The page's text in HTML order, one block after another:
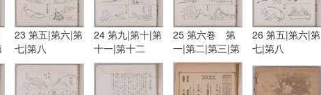
23 第五|第六|第
七|第八
24 第九|第十|第
十一|第十二
25 第六巻 第
一|第二|第三|第
四
26 第五|第六|第
七|第八